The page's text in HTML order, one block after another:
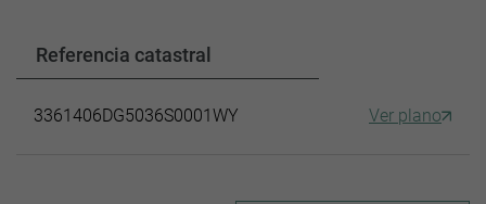
Referencia catastral
3361406DG5036S0001WY Ver plano